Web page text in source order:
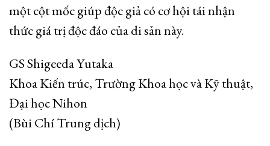
một cột mốc giúp độc giả có cơ hội tái nhận
thức giá trị độc đáo của di sản này.
GS Shigeeda Yutaka
Khoa Kiến trúc, Trường Khoa học và Kỹ thuật,
Đại học Nihon
(Bùi Chí Trung dịch)